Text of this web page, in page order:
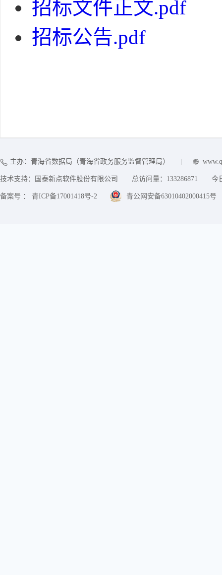
招标文件正文.pdf
招标公告.pdf
主办：青海省数据局（青海省政务服务监督管理局）
技术支持：国泰新点软件股份有限公司 总访问量： 133286871 今
备案号 ： 青ICP备17001418号-2 青公网安备63010402000415号